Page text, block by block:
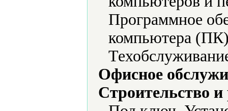
Программное
компьютера
Офисное
Строительство